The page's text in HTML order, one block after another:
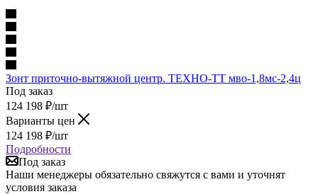
Зонт приточно-вытяжной центр. ТЕХНО-ТТ мво-1,8мс-2,4ц
Под заказ
124 198 ₽/шт
Варианты цен
124 198 ₽/шт
Подробности
Под заказ
Наши менеджеры обязательно свяжутся с вами и уточнят
условия заказа